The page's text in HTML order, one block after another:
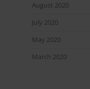
August 2020
July 2020
May 2020
March 2020